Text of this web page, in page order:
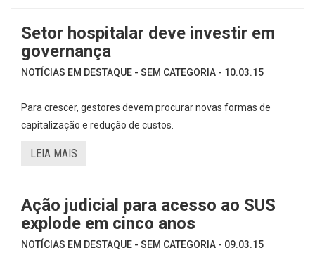
Setor hospitalar deve investir em
governança
NOTÍCIAS EM DESTAQUE - SEM CATEGORIA - 10.03.15
Para crescer, gestores devem procurar novas formas de
capitalização e redução de custos.
LEIA MAIS
Ação judicial para acesso ao SUS
explode em cinco anos
NOTÍCIAS EM DESTAQUE - SEM CATEGORIA - 09.03.15